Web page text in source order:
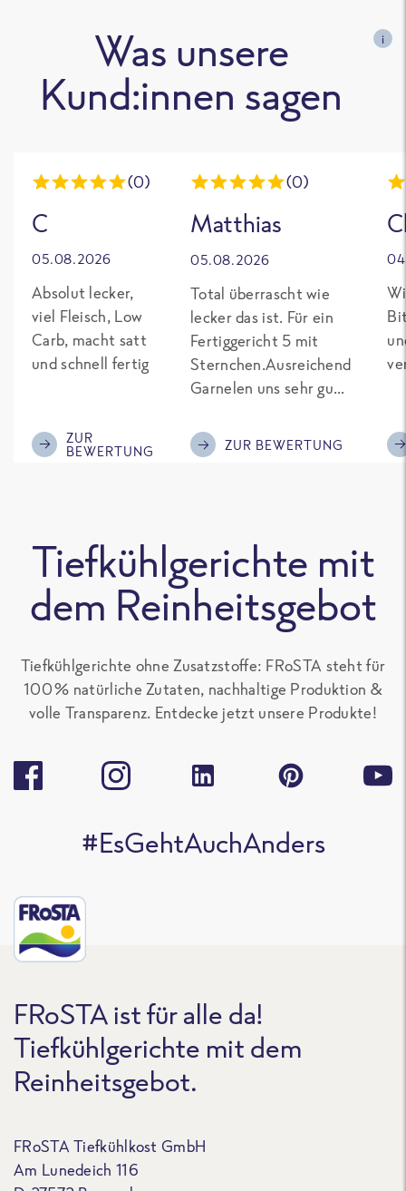
Was unsere
Kund:innen sagen
i
(0)
C
05.08.2026
Absolut lecker,
viel Fleisch, Low
Carb, macht satt
und schnell fertig
ZUR
BEWERTUNG
(0)
Matthias
05.08.2026
Total überrascht wie
lecker das ist. Für ein
Fertiggericht 5 mit
Sternchen.Ausreichend
Garnelen uns sehr gut
Kompliment
ZUR BEWERTUNG
Tiefkühlgerichte mit
dem Reinheitsgebot
Tiefkühlgerichte ohne Zusatzstoffe: FRoSTA steht für
100 % natürliche Zutaten, nachhaltige Produktion &
volle Transparenz. Entdecke jetzt unsere Produkte!
#EsGehtAuchAnders
FRoSTA ist für alle da!
Tiefkühlgerichte mit dem
Reinheitsgebot.
FRoSTA Tiefkühlkost GmbH
Am Lunedeich 116